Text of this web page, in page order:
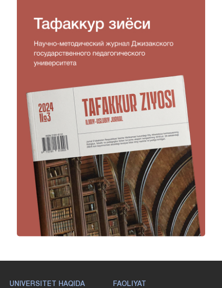
UNIVERSITET HAQIDA FAOLIYAT